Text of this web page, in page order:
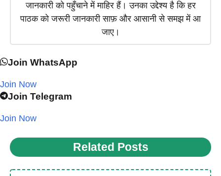
जानकारी को पहुँचाने में माहिर हैं। उनका उद्देश्य है कि हर
पाठक को जरूरी जानकारी साफ़ और आसानी से समझ में आ
जाए।
Join WhatsApp
Join Now
Join Telegram
Join Now
Related Posts